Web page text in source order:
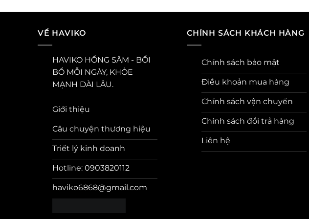
VỀ HAVIKO
HAVIKO HỒNG SÂM - BỒI
BỔ MỖI NGÀY, KHỎE
MẠNH DÀI LÂU.
Giới thiệu
Câu chuyện thương hiệu
Triết lý kinh doanh
Hotline: 0903820112
haviko6868@gmail.com
CHÍNH SÁCH KHÁCH HÀNG
Chính sách bảo mật
Điều khoản mua hàng
Chính sách vận chuyển
Chính sách đổi trả hàng
Liên hệ